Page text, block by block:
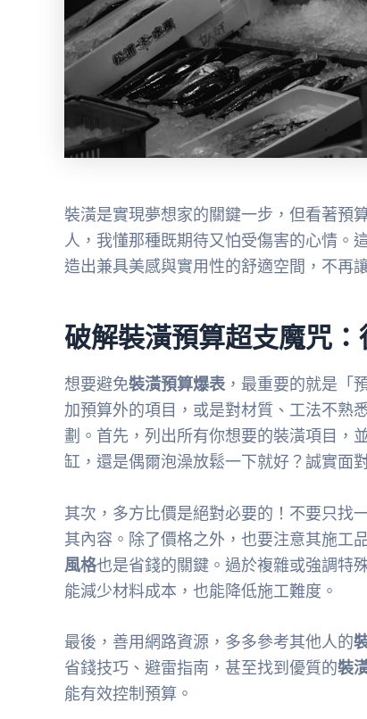
裝潢是實現夢想家的關鍵一步，但看著預
人，我懂那種既期待又怕受傷害的心情。
造出兼具美感與實用性的舒適空間，不再
破解裝潢預算超支魔咒：
想要避免裝潢預算爆表 ，最重要的就是「
加預算外的項目，或是對材質、工法不熟
劃。首先，列出所有你想要的裝潢項目，
缸，還是偶爾泡澡放鬆一下就好？誠實面
其次，多方比價是絕對必要的！不要只找
其內容。除了價格之外，也要注意其施工
風格也是省錢的關鍵。過於複雜或強調特
能減少材料成本，也能降低施工難度。
最後，善用網路資源，多多參考其他人的
省錢技巧、避雷指南，甚至找到優質的裝
能有效控制預算。